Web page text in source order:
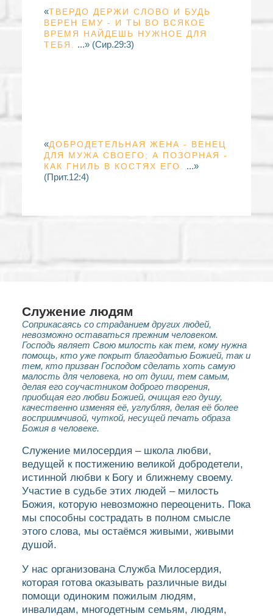
«ТВЕРДО ДЕРЖИ СЛОВО И БУДЬ
ВЕРЕН ЕМУ - И ТЫ ВО ВСЯКОЕ
ВРЕМЯ НАЙДЕШЬ НУЖНОЕ ДЛЯ
ТЕБЯ.
...» (Сир.29:3)
«ДОБРОДЕТЕЛЬНАЯ ЖЕНА - ВЕНЕЦ
ДЛЯ МУЖА СВОЕГО; А ПОЗОРНАЯ -
КАК ГНИЛЬ В КОСТЯХ ЕГО.
...»
(Прит.12:4)
Служение людям
Соприкасаясь со страданием других людей,
невозможно оставаться прежним человеком.
Господь являет Свою милость как тем, кому нужна
помощь, кто уже покрыт благодатью Божией, так и
тем, кто призван Господом сделать хоть самую
малость для человека, но от души, тем самым,
делая его соучастником доброго творения,
приобщая его любви Божией, очищая его душу,
качественно изменяя её, углубляя, делая её более
восприимчивой, чуткой, несущей печать образа
Божия в человеке.
Служение милосердия – школа любви,
ведущей к постижению великой добродетели,
истинной любви к Богу и ближнему своему.
Участие в судьбе этих людей – милость
Божия, которую невозможно переоценить. Пока
мы способны сострадать в полном смысле
этого слова, мы остаёмся живыми, живыми
душой.
У нас организована Служба Милосердия,
которая готова оказывать различные виды
помощи одиноким пожилым людям,
инвалидам, многодетным семьям, людям,